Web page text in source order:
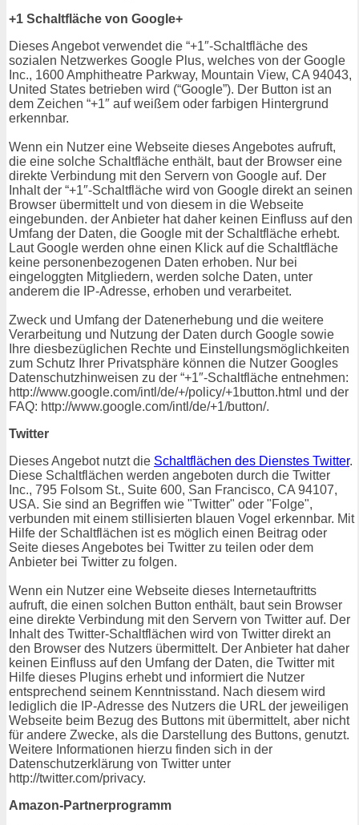
+1 Schaltfläche von Google+
Dieses Angebot verwendet die “+1″-Schaltfläche des
sozialen Netzwerkes Google Plus, welches von der Google
Inc., 1600 Amphitheatre Parkway, Mountain View, CA 94043,
United States betrieben wird (“Google”). Der Button ist an
dem Zeichen “+1″ auf weißem oder farbigen Hintergrund
erkennbar.
Wenn ein Nutzer eine Webseite dieses Angebotes aufruft,
die eine solche Schaltfläche enthält, baut der Browser eine
direkte Verbindung mit den Servern von Google auf. Der
Inhalt der “+1″-Schaltfläche wird von Google direkt an seinen
Browser übermittelt und von diesem in die Webseite
eingebunden. der Anbieter hat daher keinen Einfluss auf den
Umfang der Daten, die Google mit der Schaltfläche erhebt.
Laut Google werden ohne einen Klick auf die Schaltfläche
keine personenbezogenen Daten erhoben. Nur bei
eingeloggten Mitgliedern, werden solche Daten, unter
anderem die IP-Adresse, erhoben und verarbeitet.
Zweck und Umfang der Datenerhebung und die weitere
Verarbeitung und Nutzung der Daten durch Google sowie
Ihre diesbezüglichen Rechte und Einstellungsmöglichkeiten
zum Schutz Ihrer Privatsphäre können die Nutzer Googles
Datenschutzhinweisen zu der “+1″-Schaltfläche entnehmen:
http://www.google.com/intl/de/+/policy/+1button.html und der
FAQ: http://www.google.com/intl/de/+1/button/.
Twitter
Dieses Angebot nutzt die Schaltflächen des Dienstes Twitter.
Diese Schaltflächen werden angeboten durch die Twitter
Inc., 795 Folsom St., Suite 600, San Francisco, CA 94107,
USA. Sie sind an Begriffen wie "Twitter" oder "Folge",
verbunden mit einem stillisierten blauen Vogel erkennbar. Mit
Hilfe der Schaltflächen ist es möglich einen Beitrag oder
Seite dieses Angebotes bei Twitter zu teilen oder dem
Anbieter bei Twitter zu folgen.
Wenn ein Nutzer eine Webseite dieses Internetauftritts
aufruft, die einen solchen Button enthält, baut sein Browser
eine direkte Verbindung mit den Servern von Twitter auf. Der
Inhalt des Twitter-Schaltflächen wird von Twitter direkt an
den Browser des Nutzers übermittelt. Der Anbieter hat daher
keinen Einfluss auf den Umfang der Daten, die Twitter mit
Hilfe dieses Plugins erhebt und informiert die Nutzer
entsprechend seinem Kenntnisstand. Nach diesem wird
lediglich die IP-Adresse des Nutzers die URL der jeweiligen
Webseite beim Bezug des Buttons mit übermittelt, aber nicht
für andere Zwecke, als die Darstellung des Buttons, genutzt.
Weitere Informationen hierzu finden sich in der
Datenschutzerklärung von Twitter unter
http://twitter.com/privacy.
Amazon-Partnerprogramm